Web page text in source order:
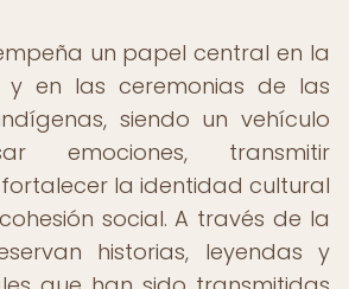
un papel central en la
en las ceremonias de las
siendo un vehículo
emociones, transmitir
la identidad cultural
social. A través de la
historias, leyendas y